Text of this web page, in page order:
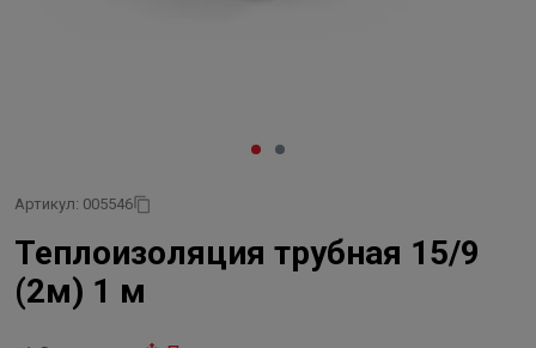
Артикул: 005546
Теплоизоляция трубная 15/9
(2м) 1 м